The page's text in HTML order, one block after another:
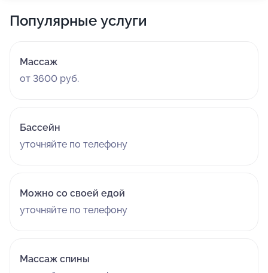
Популярные услуги
Массаж
от 3600 руб.
Бассейн
уточняйте по телефону
Можно со своей едой
уточняйте по телефону
Массаж спины